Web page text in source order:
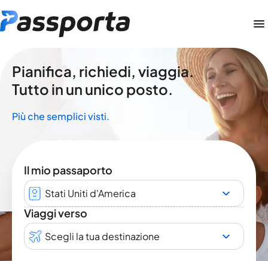
Pianifica, richiedi, viaggia.
Tutto in un unico posto.
Più che semplici visti.
Il mio passaporto
Stati Uniti d'America
Viaggi verso
Scegli la tua destinazione